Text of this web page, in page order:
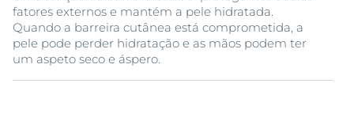
fatores externos e mantém a pele hidratada.
Quando a barreira cutânea está comprometida, a
pele pode perder hidratação e as mãos podem ter
um aspeto seco e áspero.